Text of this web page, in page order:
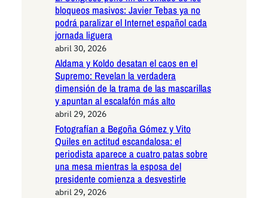
bloqueos masivos: Javier Tebas ya no
podrá paralizar el Internet español cada
jornada liguera
abril 30, 2026
Aldama y Koldo desatan el caos en el
Supremo: Revelan la verdadera
dimensión de la trama de las mascarillas
y apuntan al escalafón más alto
abril 29, 2026
Fotografían a Begoña Gómez y Vito
Quiles en actitud escandalosa: el
periodista aparece a cuatro patas sobre
una mesa mientras la esposa del
presidente comienza a desvestirle
abril 29, 2026